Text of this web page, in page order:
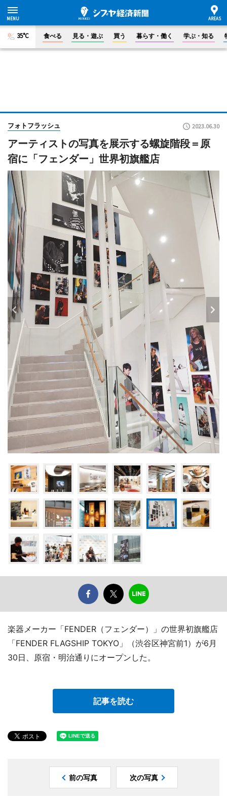
35°C 食べる 見る・遊ぶ 買う 暮らす・働く 学ぶ・知る
フォトフラッシュ 2023.06.30
アーティストの写真を展示する螺旋階段＝原
宿に「フェンダー」世界初旗艦店
楽器メーカー「FENDER（フェンダー）」の世界初旗艦店
「FENDER FLAGSHIP TOKYO」（渋谷区神宮前1）が6月
30日、原宿・明治通りにオープンした。
記事を読む
前の写真 次の写真